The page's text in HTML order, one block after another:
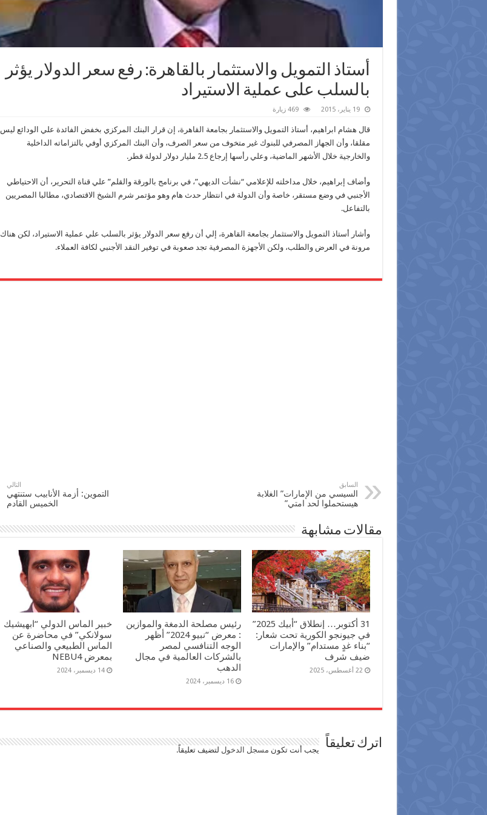
أستاذ التمويل والاستثمار بالقاهرة: رفع سعر الدولار يؤثر
بالسلب على عملية الاستيراد
19 يناير، 2015 469 زيارة
قال هشام ابراهيم، أستاذ التمويل والاستثمار بجامعة القاهرة، إن قرار البنك المركزي بخفض الفائدة علي الودائع ليس
مقلقا، وأن الجهاز المصرفي للبنوك غير متخوف من سعر الصرف، وأن البنك المركزي أوفي بالتزاماته الداخلية
والخارجية خلال الأشهر الماضية، وعلي رأسها إرجاع 2.5 مليار دولار لدولة قطر.
وأضاف إبراهيم، خلال مداخلته للإعلامي “نشأت الديهي”، في برنامج بالورقة والقلم” علي قناة التحرير، أن الاحتياطي
الأجنبي في وضع مستقر، خاصة وأن الدولة في انتظار حدث هام وهو مؤتمر شرم الشيخ الاقتصادي، مطالبا المصريين
بالتفاعل.
وأشار أستاذ التمويل والاستثمار بجامعة القاهرة، إلي أن رفع سعر الدولار يؤثر بالسلب علي عملية الاستيراد، لكن هناك
مرونة في العرض والطلب، ولكن الأجهزة المصرفية تجد صعوبة في توفير النقد الأجنبي لكافة العملاء.
السابق
السيسي من الإمارات” الغلابة
هيستحملوا لحد امتي”
التالي
التموين: أزمة الأنابيب ستنتهي
الخميس القادم
مقالات مشابهة
31 أكتوبر… إنطلاق “أبيك 2025”
في جيونجو الكورية تحت شعار:
“بناء غدٍ مستدام” والإمارات
ضيف شرف
22 أغسطس، 2025
رئيس مصلحة الدمغة والموازين
: معرض “نبيو 2024” أظهر
الوجه التنافسي لمصر
بالشركات العالمية في مجال
الدهب
16 ديسمبر، 2024
خبير الماس الدولي “ابهيشيك
سولانكي” في محاضرة عن
الماس الطبيعي والصناعي
بمعرض NEBU4
14 ديسمبر، 2024
اترك تعليقاً يجب أنت تكون مسجل الدخول لتضيف تعليقاً.